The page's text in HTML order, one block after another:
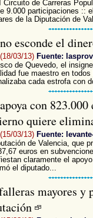
Circuito de Carreras
9.000 participaciones ::
de la Diputación de
esconde el
03/13) Fuente:
de Quevedo, el
fue maestro en
cada estrofa con
con
quiere
03/13) Fuente:
de Valencia, que
euros en
claramente el
el diputado...
mayores y